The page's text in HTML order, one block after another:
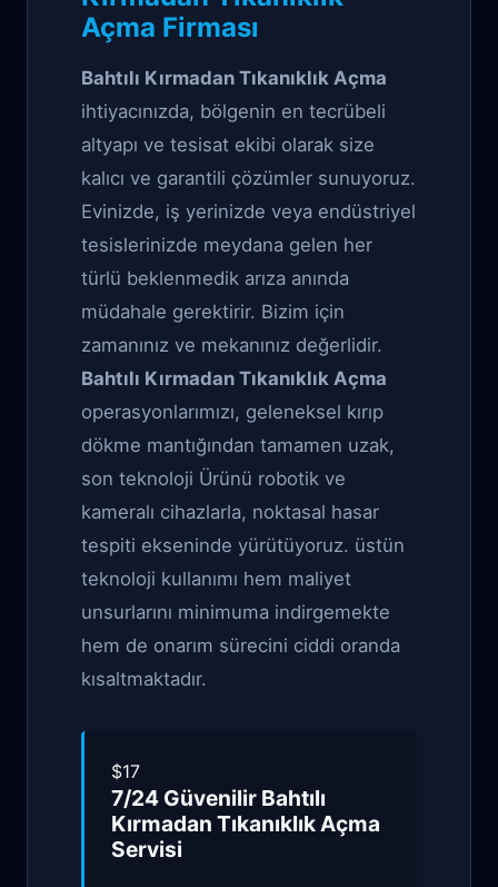
Tıkanıklık Açma
Açma Firması
Bahtılı Kırmadan Tıkanıklık Açma
ihtiyacınızda, bölgenin en tecrübeli
altyapı ve tesisat ekibi olarak size
kalıcı ve garantili çözümler sunuyoruz.
Evinizde, iş yerinizde veya endüstriyel
tesislerinizde meydana gelen her
türlü beklenmedik arıza anında
müdahale gerektirir. Bizim için
zamanınız ve mekanınız değerlidir.
Bahtılı Kırmadan Tıkanıklık Açma
operasyonlarımızı, geleneksel kırıp
dökme mantığından tamamen uzak,
son teknoloji Ürünü robotik ve
kameralı cihazlarla, noktasal hasar
tespiti ekseninde yürütüyoruz. üstün
teknoloji kullanımı hem maliyet
unsurlarını minimuma indirgemekte
hem de onarım sürecini ciddi oranda
kısaltmaktadır.
$17
7/24 Güvenilir Bahtılı
Kırmadan Tıkanıklık Açma
Servisi